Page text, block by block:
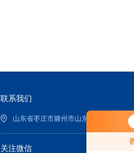
联系我们
山东省枣庄市滕州市山东威达重工股份
关注微信